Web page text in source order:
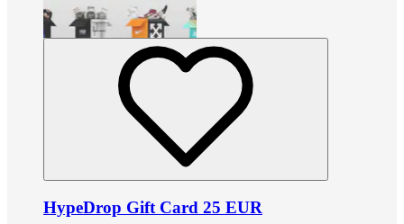
HypeDrop Gift Card 25 EUR